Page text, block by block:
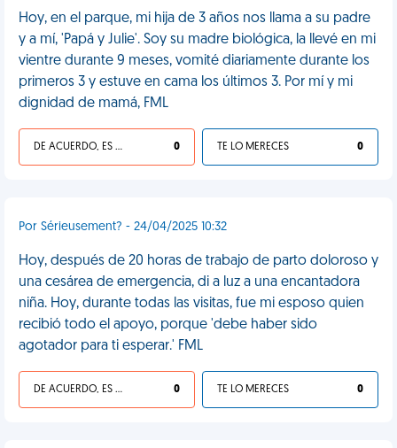
Hoy, en el parque, mi hija de 3 años nos llama a su padre
y a mí, 'Papá y Julie'. Soy su madre biológica, la llevé en mi
vientre durante 9 meses, vomité diariamente durante los
primeros 3 y estuve en cama los últimos 3. Por mí y mi
dignidad de mamá, FML
DE ACUERDO, ES UNA VIDA HP 0 TE LO MERECES 0
Por Sérieusement? - 24/04/2025 10:32
Hoy, después de 20 horas de trabajo de parto doloroso y
una cesárea de emergencia, di a luz a una encantadora
niña. Hoy, durante todas las visitas, fue mi esposo quien
recibió todo el apoyo, porque 'debe haber sido
agotador para ti esperar.' FML
DE ACUERDO, ES UNA VIDA HP 0 TE LO MERECES 0